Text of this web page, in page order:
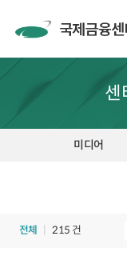
센
미디어
전체 215 건